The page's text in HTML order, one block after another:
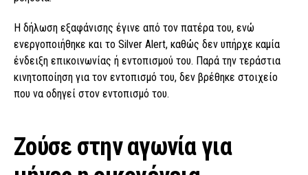
Η δήλωση εξαφάνισης έγινε από τον πατέρα του, ενώ
ενεργοποιήθηκε και το Silver Alert, καθώς δεν υπήρχε καμία
ένδειξη επικοινωνίας ή εντοπισμού του. Παρά την τεράστια
κινητοποίηση για τον εντοπισμό του, δεν βρέθηκε στοιχείο
που να οδηγεί στον εντοπισμό του.
Ζούσε στην αγωνία για